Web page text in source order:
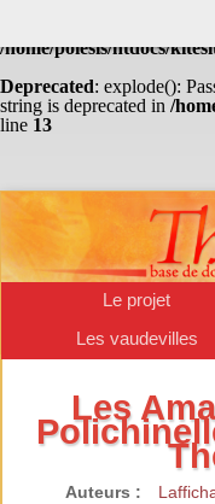
: Undefined
/home/poiesis/htdocs/
Deprecated: explode():
string is deprecated in /
line 13
Le projet
Les vaudevilles
Les
Auteurs :